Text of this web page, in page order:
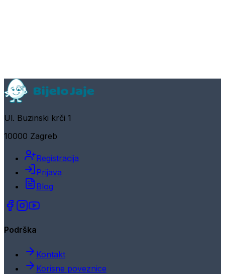
Ul. Buzinski krči 1
10000 Zagreb
Registracija
Prijava
Blog
Podrška
Kontakt
Korisne poveznice